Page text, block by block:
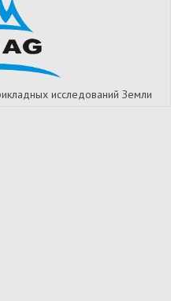
исследований Земли